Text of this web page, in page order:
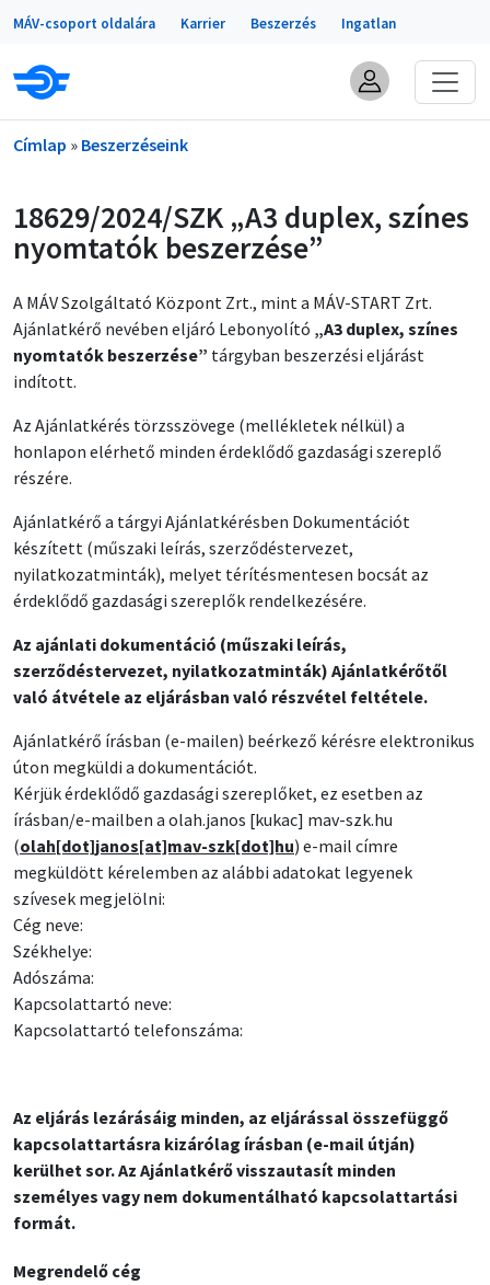
Ugrás a tartalomra
Portálok
MÁV-csoport oldalára Karrier Beszerzés Ingatlan
Morzsa
Címlap Beszerzéseink
18629/2024/SZK „A3 duplex, színes
nyomtatók beszerzése”
A MÁV Szolgáltató Központ Zrt., mint a MÁV-START Zrt.
Ajánlatkérő nevében eljáró Lebonyolító „A3 duplex, színes
nyomtatók beszerzése” tárgyban beszerzési eljárást
indított.
Az Ajánlatkérés törzsszövege (mellékletek nélkül) a
honlapon elérhető minden érdeklődő gazdasági szereplő
részére.
Ajánlatkérő a tárgyi Ajánlatkérésben Dokumentációt
készített (műszaki leírás, szerződéstervezet,
nyilatkozatminták), melyet térítésmentesen bocsát az
érdeklődő gazdasági szereplők rendelkezésére.
Az ajánlati dokumentáció (műszaki leírás,
szerződéstervezet, nyilatkozatminták) Ajánlatkérőtől
való átvétele az eljárásban való részvétel feltétele.
Ajánlatkérő írásban (e-mailen) beérkező kérésre elektronikus
úton megküldi a dokumentációt.
Kérjük érdeklődő gazdasági szereplőket, ez esetben az
írásban/e-mailben a olah.janos [kukac] mav-szk.hu
(olah[dot]janos[at]mav-szk[dot]hu) e-mail címre
megküldött kérelemben az alábbi adatokat legyenek
szívesek megjelölni:
Cég neve:
Székhelye:
Adószáma:
Kapcsolattartó neve:
Kapcsolattartó telefonszáma:
Az eljárás lezárásáig minden, az eljárással összefüggő
kapcsolattartásra kizárólag írásban (e-mail útján)
kerülhet sor. Az Ajánlatkérő visszautasít minden
személyes vagy nem dokumentálható kapcsolattartási
formát.
Megrendelő cég